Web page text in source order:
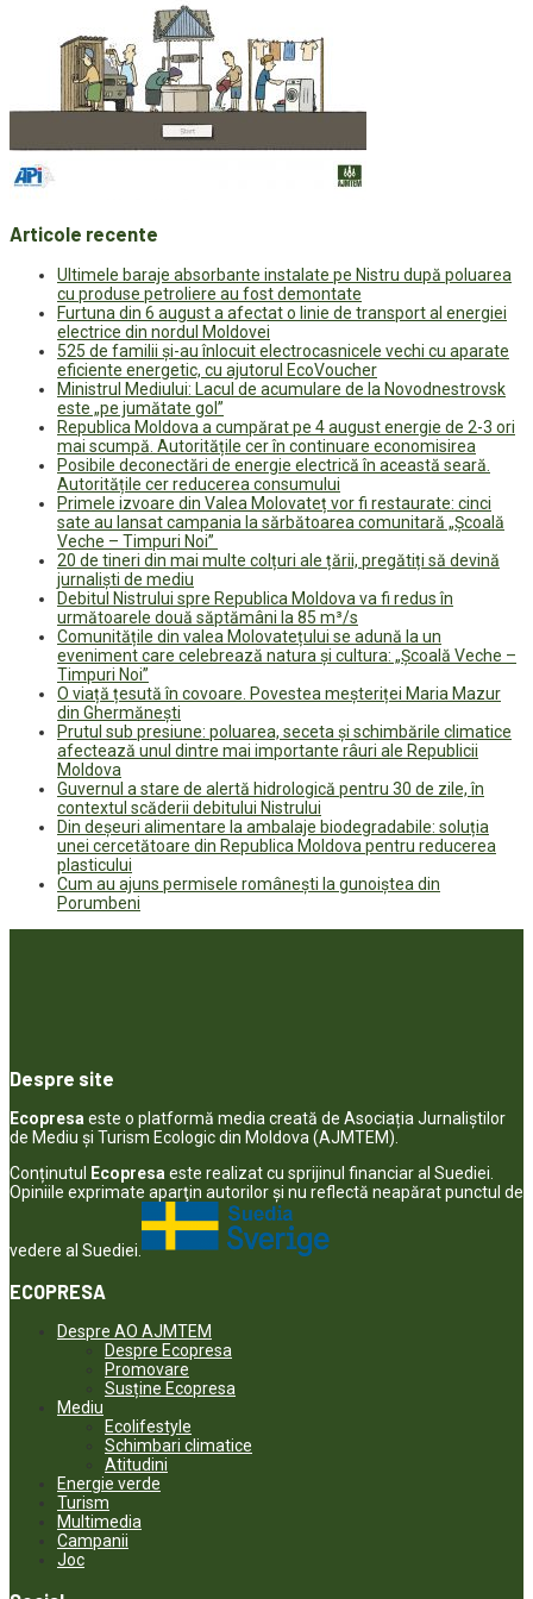
Articole recente
Ultimele baraje absorbante instalate pe Nistru după poluarea
cu produse petroliere au fost demontate
Furtuna din 6 august a afectat o linie de transport al energiei
electrice din nordul Moldovei
525 de familii și-au înlocuit electrocasnicele vechi cu aparate
eficiente energetic, cu ajutorul EcoVoucher
Ministrul Mediului: Lacul de acumulare de la Novodnestrovsk
este „pe jumătate gol”
Republica Moldova a cumpărat pe 4 august energie de 2-3 ori
mai scumpă. Autoritățile cer în continuare economisirea
Posibile deconectări de energie electrică în această seară.
Autoritățile cer reducerea consumului
Primele izvoare din Valea Molovateț vor fi restaurate: cinci
sate au lansat campania la sărbătoarea comunitară „Școală
Veche – Timpuri Noi”
20 de tineri din mai multe colțuri ale țării, pregătiți să devină
jurnaliști de mediu
Debitul Nistrului spre Republica Moldova va fi redus în
următoarele două săptămâni la 85 m³/s
Comunitățile din valea Molovatețului se adună la un
eveniment care celebrează natura și cultura: „Școală Veche –
Timpuri Noi”
O viață țesută în covoare. Povestea meșteriței Maria Mazur
din Ghermănești
Prutul sub presiune: poluarea, seceta și schimbările climatice
afectează unul dintre mai importante râuri ale Republicii
Moldova
Guvernul a stare de alertă hidrologică pentru 30 de zile, în
contextul scăderii debitului Nistrului
Din deșeuri alimentare la ambalaje biodegradabile: soluția
unei cercetătoare din Republica Moldova pentru reducerea
plasticului
Cum au ajuns permisele românești la gunoiștea din
Porumbeni
Despre site
Ecopresaeste o platformă media creată de Asociația Jurnaliștilor
de Mediu și Turism Ecologic din Moldova (AJMTEM).
Conținutul
Ecopresaeste realizat cu sprijinul financiar al Suediei.
Opiniile exprimate aparţin autorilor şi nu reflectă neapărat punctul de
vedere al Suediei.
ECOPRESA
Despre AO AJMTEM
Despre Ecopresa
Promovare
Susține Ecopresa
Mediu
Ecolifestyle
Schimbari climatice
Atitudini
Energie verde
Turism
Multimedia
Campanii
Joc